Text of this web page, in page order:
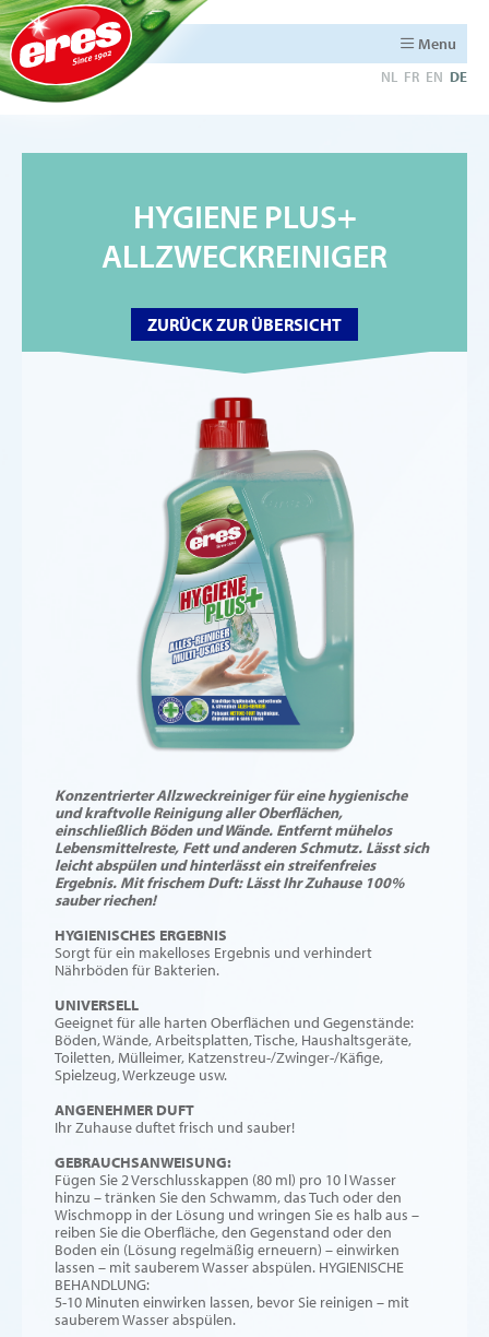
Menu
NL FR EN DE
HYGIENE PLUS+
ALLZWECKREINIGER
ZURÜCK ZUR ÜBERSICHT
Konzentrierter Allzweckreiniger für eine hygienische
und kraftvolle Reinigung aller Oberflächen,
einschließlich Böden und Wände. Entfernt mühelos
Lebensmittelreste, Fett und anderen Schmutz. Lässt sich
leicht abspülen und hinterlässt ein streifenfreies
Ergebnis. Mit frischem Duft: Lässt Ihr Zuhause 100%
sauber riechen!
HYGIENISCHES ERGEBNIS
Sorgt für ein makelloses Ergebnis und verhindert
Nährböden für Bakterien.
UNIVERSELL
Geeignet für alle harten Oberflächen und Gegenstände:
Böden, Wände, Arbeitsplatten, Tische, Haushaltsgeräte,
Toiletten, Mülleimer, Katzenstreu-/Zwinger-/Käfige,
Spielzeug, Werkzeuge usw.
ANGENEHMER DUFT
Ihr Zuhause duftet frisch und sauber!
GEBRAUCHSANWEISUNG:
Fügen Sie 2 Verschlusskappen (80 ml) pro 10 l Wasser
hinzu – tränken Sie den Schwamm, das Tuch oder den
Wischmopp in der Lösung und wringen Sie es halb aus –
reiben Sie die Oberfläche, den Gegenstand oder den
Boden ein (Lösung regelmäßig erneuern) – einwirken
lassen – mit sauberem Wasser abspülen. HYGIENISCHE
BEHANDLUNG:
5-10 Minuten einwirken lassen, bevor Sie reinigen – mit
sauberem Wasser abspülen.